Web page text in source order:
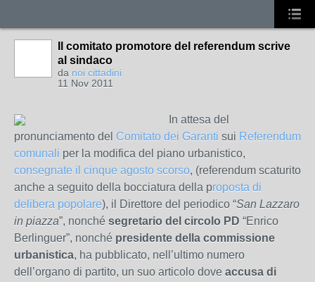
Il comitato promotore del referendum scrive
al sindaco
da noi cittadini
11 Nov 2011
In attesa del
pronunciamento del Comitato dei Garanti sui Referendum
comunali per la modifica del piano urbanistico,
consegnate il cinque agosto scorso, (referendum scaturito
anche a seguito della bocciatura della proposta di
delibera popolare), il Direttore del periodico “San Lazzaro
in piazza”, nonché segretario del circolo PD “Enrico
Berlinguer”, nonché presidente della commissione
urbanistica, ha pubblicato, nell’ultimo numero
dell’organo di partito, un suo articolo dove accusa di